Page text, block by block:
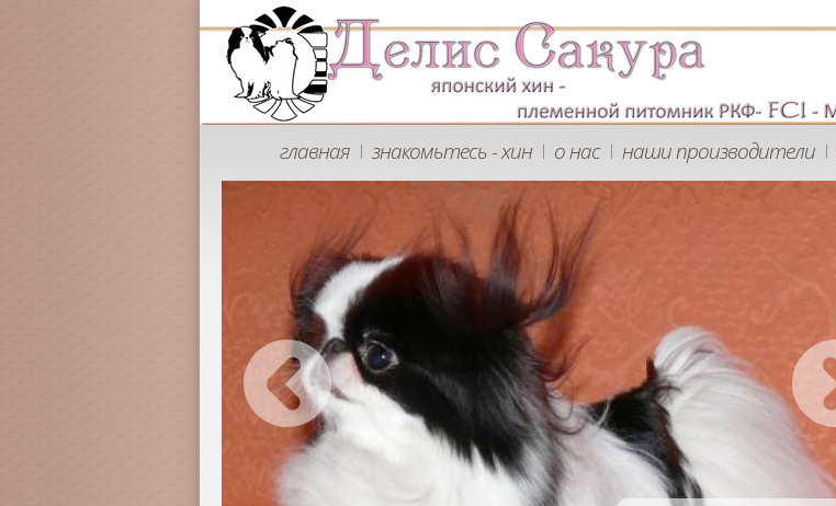
главная | знакомьтесь - хин | о нас | наши производители |